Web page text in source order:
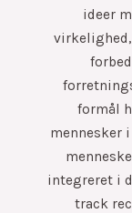
ideer
formål
mennesker
integreret i
track